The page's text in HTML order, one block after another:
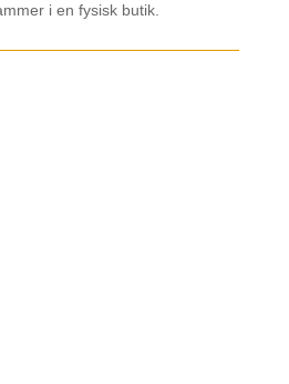
i en fysisk butik.